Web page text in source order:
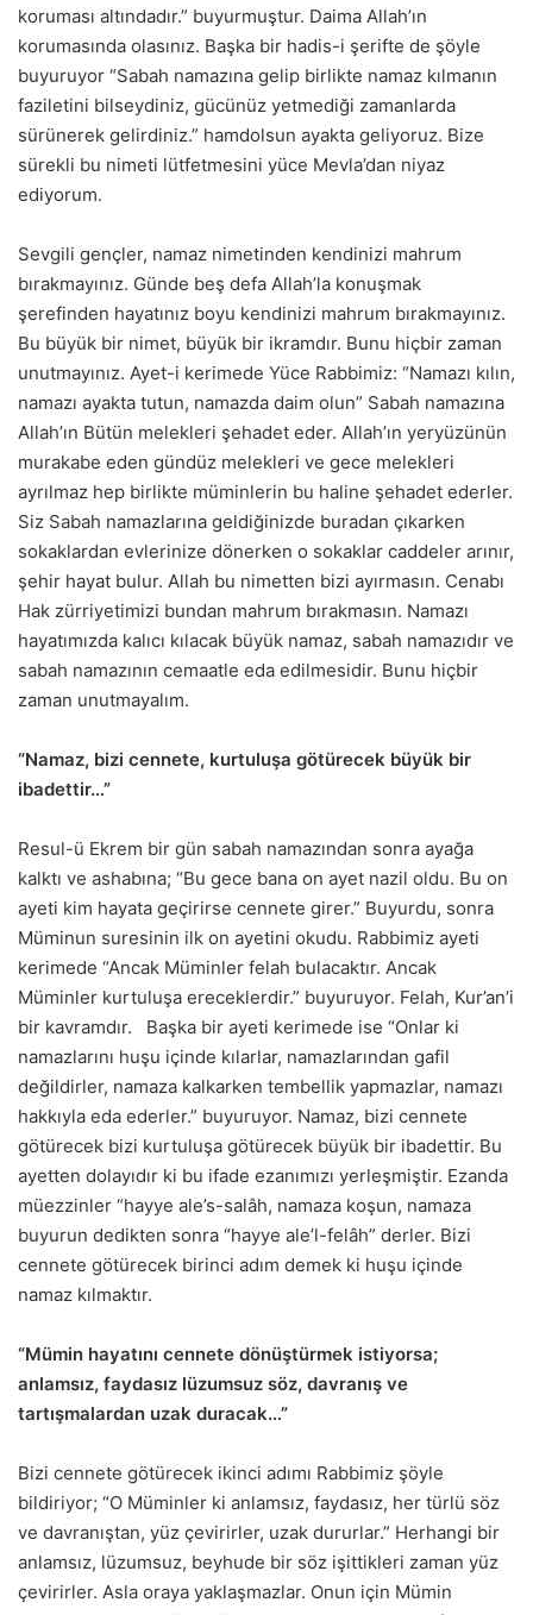
koruması altındadır.” buyurmuştur. Daima Allah’ın
korumasında olasınız. Başka bir hadis-i şerifte de şöyle
buyuruyor “Sabah namazına gelip birlikte namaz kılmanın
faziletini bilseydiniz, gücünüz yetmediği zamanlarda
sürünerek gelirdiniz.” hamdolsun ayakta geliyoruz. Bize
sürekli bu nimeti lütfetmesini yüce Mevla’dan niyaz
ediyorum.
Sevgili gençler, namaz nimetinden kendinizi mahrum
bırakmayınız. Günde beş defa Allah’la konuşmak
şerefinden hayatınız boyu kendinizi mahrum bırakmayınız.
Bu büyük bir nimet, büyük bir ikramdır. Bunu hiçbir zaman
unutmayınız. Ayet-i kerimede Yüce Rabbimiz: “Namazı kılın,
namazı ayakta tutun, namazda daim olun” Sabah namazına
Allah’ın Bütün melekleri şehadet eder. Allah’ın yeryüzünün
murakabe eden gündüz melekleri ve gece melekleri
ayrılmaz hep birlikte müminlerin bu haline şehadet ederler.
Siz Sabah namazlarına geldiğinizde buradan çıkarken
sokaklardan evlerinize dönerken o sokaklar caddeler arınır,
şehir hayat bulur. Allah bu nimetten bizi ayırmasın. Cenabı
Hak zürriyetimizi bundan mahrum bırakmasın. Namazı
hayatımızda kalıcı kılacak büyük namaz, sabah namazıdır ve
sabah namazının cemaatle eda edilmesidir. Bunu hiçbir
zaman unutmayalım.
“Namaz, bizi cennete, kurtuluşa götürecek büyük bir
ibadettir…”
Resul-ü Ekrem bir gün sabah namazından sonra ayağa
kalktı ve ashabına; “Bu gece bana on ayet nazil oldu. Bu on
ayeti kim hayata geçirirse cennete girer.” Buyurdu, sonra
Müminun suresinin ilk on ayetini okudu. Rabbimiz ayeti
kerimede “Ancak Müminler felah bulacaktır. Ancak
Müminler kurtuluşa ereceklerdir.” buyuruyor. Felah, Kur’an’i
bir kavramdır. Başka bir ayeti kerimede ise “Onlar ki
namazlarını huşu içinde kılarlar, namazlarından gafil
değildirler, namaza kalkarken tembellik yapmazlar, namazı
hakkıyla eda ederler.” buyuruyor. Namaz, bizi cennete
götürecek bizi kurtuluşa götürecek büyük bir ibadettir. Bu
ayetten dolayıdır ki bu ifade ezanımızı yerleşmiştir. Ezanda
müezzinler “hayye ale’s-salâh, namaza koşun, namaza
buyurun dedikten sonra “hayye ale’l-felâh” derler. Bizi
cennete götürecek birinci adım demek ki huşu içinde
namaz kılmaktır.
“Mümin hayatını cennete dönüştürmek istiyorsa;
anlamsız, faydasız lüzumsuz söz, davranış ve
tartışmalardan uzak duracak…”
Bizi cennete götürecek ikinci adımı Rabbimiz şöyle
bildiriyor; “O Müminler ki anlamsız, faydasız, her türlü söz
ve davranıştan, yüz çevirirler, uzak dururlar.” Herhangi bir
anlamsız, lüzumsuz, beyhude bir söz işittikleri zaman yüz
çevirirler. Asla oraya yaklaşmazlar. Onun için Mümin